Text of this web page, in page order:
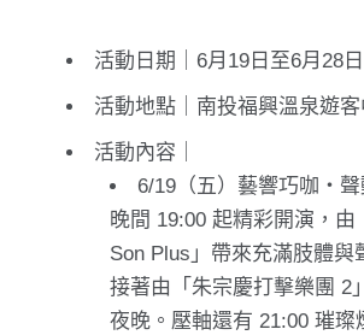
活動日期｜6月19日至6月28日
活動地點｜南投福興溫泉遊
活動內容｜
6/19（五）藝響巧咖・
晚間 19:00 起精彩開演，由
Son Plus」帶來充滿肢體與
接著由「朱宗慶打擊樂團 2
夜晚。壓軸還有 21:00 璀璨